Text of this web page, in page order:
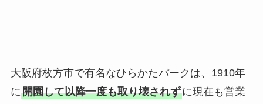
大阪府枚方市で有名なひらかたパークは、1910年
に開園して以降一度も取り壊されずに現在も営業